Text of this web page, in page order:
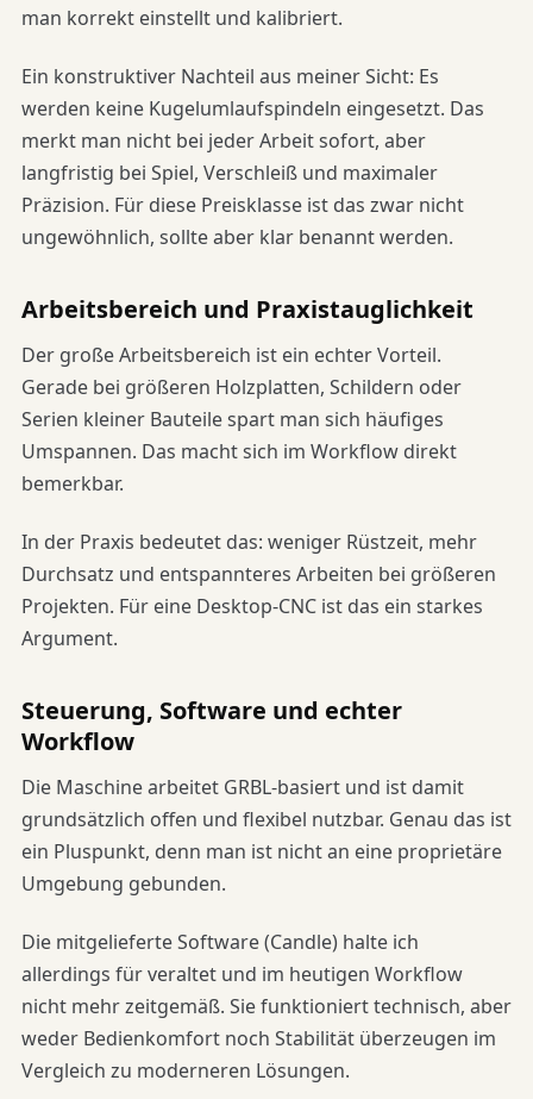
man korrekt einstellt und kalibriert.
Ein konstruktiver Nachteil aus meiner Sicht: Es
werden keine Kugelumlaufspindeln eingesetzt. Das
merkt man nicht bei jeder Arbeit sofort, aber
langfristig bei Spiel, Verschleiß und maximaler
Präzision. Für diese Preisklasse ist das zwar nicht
ungewöhnlich, sollte aber klar benannt werden.
Arbeitsbereich und Praxistauglichkeit
Der große Arbeitsbereich ist ein echter Vorteil.
Gerade bei größeren Holzplatten, Schildern oder
Serien kleiner Bauteile spart man sich häufiges
Umspannen. Das macht sich im Workflow direkt
bemerkbar.
In der Praxis bedeutet das: weniger Rüstzeit, mehr
Durchsatz und entspannteres Arbeiten bei größeren
Projekten. Für eine Desktop-CNC ist das ein starkes
Argument.
Steuerung, Software und echter
Workflow
Die Maschine arbeitet GRBL-basiert und ist damit
grundsätzlich offen und flexibel nutzbar. Genau das ist
ein Pluspunkt, denn man ist nicht an eine proprietäre
Umgebung gebunden.
Die mitgelieferte Software (Candle) halte ich
allerdings für veraltet und im heutigen Workflow
nicht mehr zeitgemäß. Sie funktioniert technisch, aber
weder Bedienkomfort noch Stabilität überzeugen im
Vergleich zu moderneren Lösungen.